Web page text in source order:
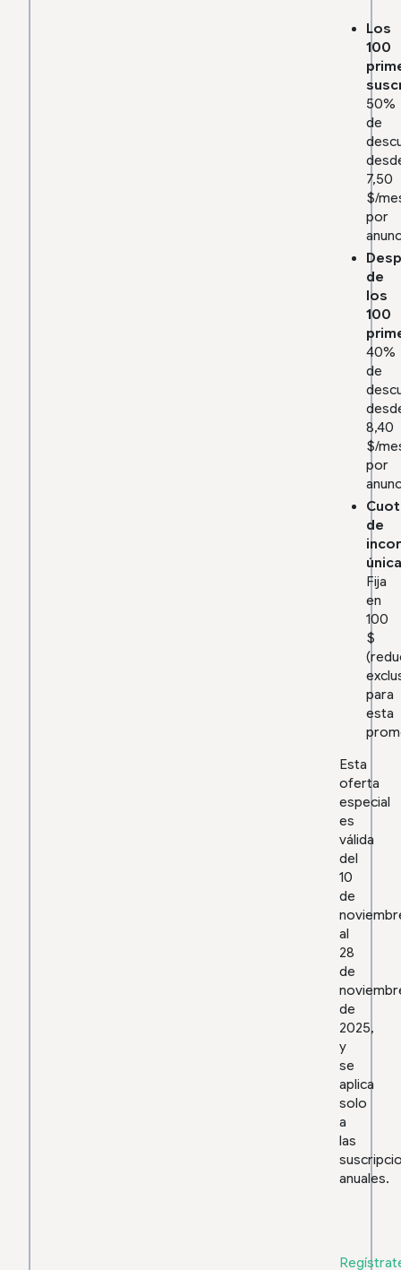
Los
100
50%
de
7,50
$/
por
de
los
100
40%
de
8,40
$/
por
de
única
Fija
en
100
$
para
esta
Esta
oferta
especial
es
válida
del
10
de
al
28
de
de
2025,
y
se
aplica
solo
a
las
anuales.